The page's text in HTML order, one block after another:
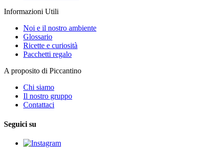
Informazioni Utili
Noi e il nostro ambiente
Glossario
Ricette e curiosità
Pacchetti regalo
A proposito di Piccantino
Chi siamo
Il nostro gruppo
Contattaci
Seguici su